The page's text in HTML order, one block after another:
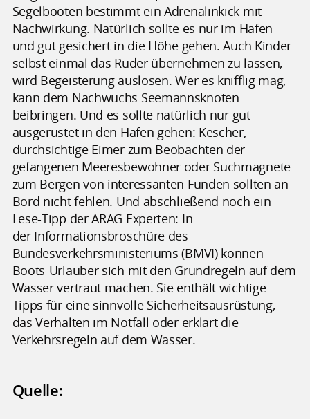
Segelbooten bestimmt ein Adrenalinkick mit
Nachwirkung. Natürlich sollte es nur im Hafen
und gut gesichert in die Höhe gehen. Auch Kinder
selbst einmal das Ruder übernehmen zu lassen,
wird Begeisterung auslösen. Wer es knifflig mag,
kann dem Nachwuchs Seemannsknoten
beibringen. Und es sollte natürlich nur gut
ausgerüstet in den Hafen gehen: Kescher,
durchsichtige Eimer zum Beobachten der
gefangenen Meeresbewohner oder Suchmagnete
zum Bergen von interessanten Funden sollten an
Bord nicht fehlen. Und abschließend noch ein
Lese-Tipp der ARAG Experten: In
der Informationsbroschüre des
Bundesverkehrsministeriums (BMVI) können
Boots-Urlauber sich mit den Grundregeln auf dem
Wasser vertraut machen. Sie enthält wichtige
Tipps für eine sinnvolle Sicherheitsausrüstung,
das Verhalten im Notfall oder erklärt die
Verkehrsregeln auf dem Wasser.
Quelle: